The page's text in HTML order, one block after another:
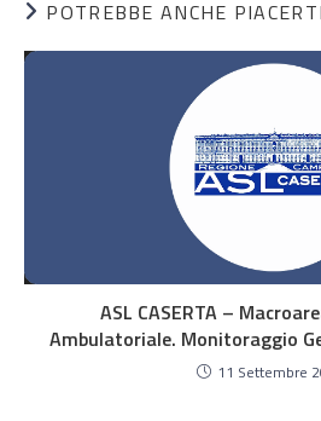
POTREBBE ANCHE PIACERTI
ASL CASERTA –
Ambulatoriale. Monitoraggio
11 Settembre